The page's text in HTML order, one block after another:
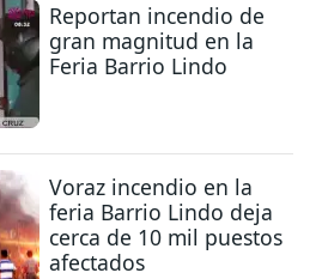
Reportan incendio de
gran magnitud en la
Feria Barrio Lindo
Voraz incendio en la
feria Barrio Lindo deja
cerca de 10 mil puestos
afectados